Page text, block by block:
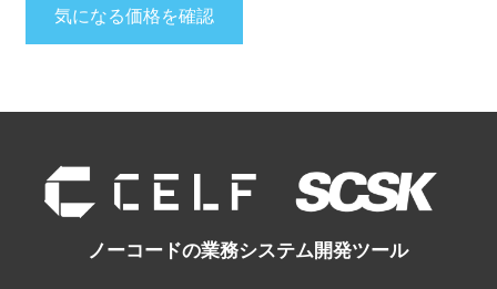
気になる価格を確認
ノーコードの業務システム開発ツール